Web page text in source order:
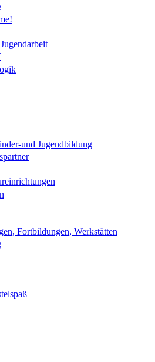
und Jugendbildung
Fortbildungen, Werkstätten